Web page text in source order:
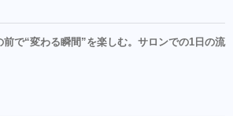
前で“変わる瞬間”を楽しむ。サロンでの1日の流